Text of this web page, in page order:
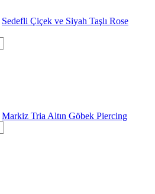
Sedefli Çiçek ve Siyah Taşlı Rose
Markiz Tria Altın Göbek Piercing